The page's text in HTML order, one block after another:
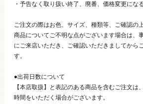
・予告なく取り扱い終了、廃番、価格変更にな
ご注文の際はお色、サイズ、種類等、ご確認の
商品についてご不明な点がございます場合は、
にご来店いただき、ご確認いただきましてから
す。
●出荷日数について
【本店取扱】と表記のある商品を含むご注文は
時間をいただく場合がございます。